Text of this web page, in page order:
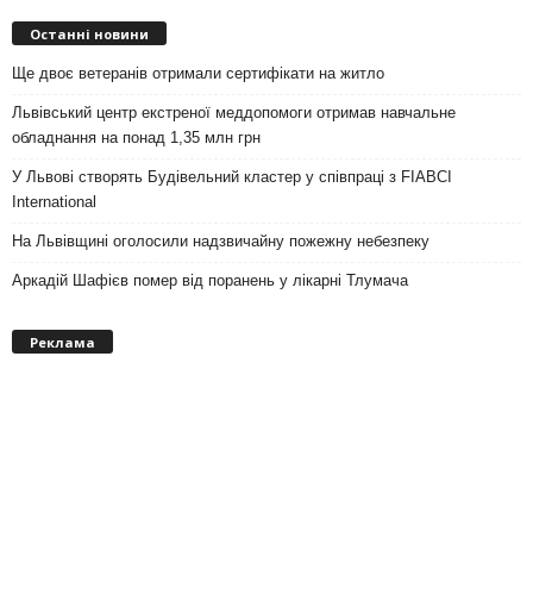
Останні новини
Ще двоє ветеранів отримали сертифікати на житло
Львівський центр екстреної меддопомоги отримав навчальне
обладнання на понад 1,35 млн грн
У Львові створять Будівельний кластер у співпраці з FIABCI
International
На Львівщині оголосили надзвичайну пожежну небезпеку
Аркадій Шафієв помер від поранень у лікарні Тлумача
Реклама